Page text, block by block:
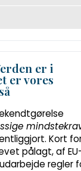
er i
er vores
Kort
pålagt, af
regler